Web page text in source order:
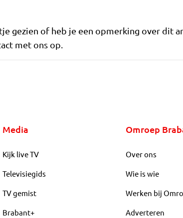
gezien of heb je een opmerking over dit
met ons op.
Media
Kijk live TV
Televisiegids
TV gemist
Brabant+
Omroep
Over ons
Wie is wie
Werken bij
Adverteren